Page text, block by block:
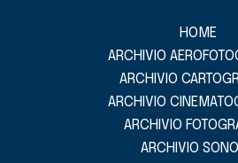
HOME
ARCHIVIO
ARCHIVIO
ARCHIVIO
ARCHIVIO
ARCHIVIO